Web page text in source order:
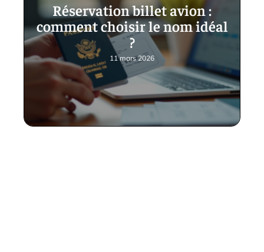
Réservation billet avion :
comment choisir le nom idéal
?
11 mars 2026